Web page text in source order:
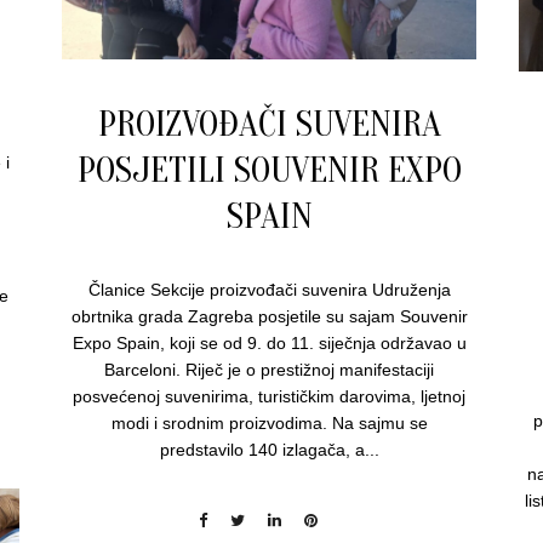
i
PROIZVOĐAČI SUVENIRA
POSJETILI SOUVENIR EXPO
SPAIN
Članice Sekcije proizvođači suvenira Udruženja
obrtnika grada Zagreba posjetile su sajam Souvenir
Expo Spain, koji se od 9. do 11. siječnja održavao u
Barceloni. Riječ je o prestižnoj manifestaciji
posvećenoj suvenirima, turističkim darovima, ljetnoj
modi i srodnim proizvodima. Na sajmu se
predstavilo 140 izlagača, a...